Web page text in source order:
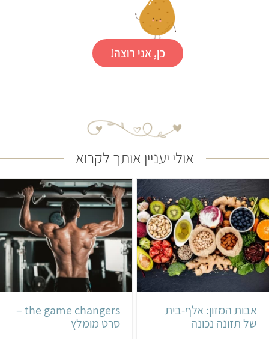
כן, אני רוצה!
אולי יעניין אותך לקרוא
אבות המזון: אלף-בית
של תזונה נכונה
the game changers –
סרט מומלץ